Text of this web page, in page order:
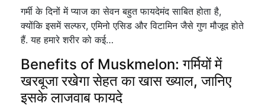
गर्मी के दिनों में प्याज का सेवन बहुत फायदेमंद साबित होता है,
क्योंकि इसमें सल्फर, एमिनो एसिड और विटामिन जैसे गुण मौजूद होते
हैं. यह हमारे शरीर को कई…
Benefits of Muskmelon: गर्मियों में
खरबूजा रखेगा सेहत का खास ख्याल, जानिए
इसके लाजवाब फायदे